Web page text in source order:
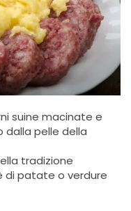
suine macinate e
dalla pelle della
tradizione
di patate o verdure